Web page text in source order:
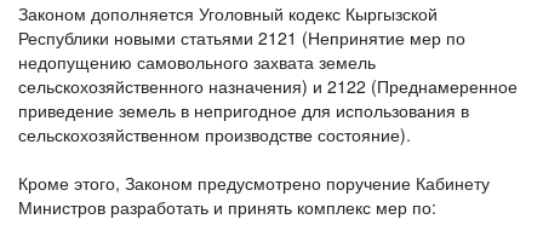
Законом дополняется Уголовный кодекс Кыргызской
Республики новыми статьями 2121 (Непринятие мер по
недопущению самовольного захвата земель
сельскохозяйственного назначения) и 2122 (Преднамеренное
приведение земель в непригодное для использования в
сельскохозяйственном производстве состояние).
Кроме этого, Законом предусмотрено поручение Кабинету
Министров разработать и принять комплекс мер по: